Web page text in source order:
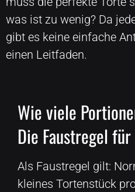
was ist zu wenig? Da
gibt es keine einfache
einen Leitfaden.
Wie viele
Die Faustregel
Als Faustregel gilt:
kleines Tortenstück